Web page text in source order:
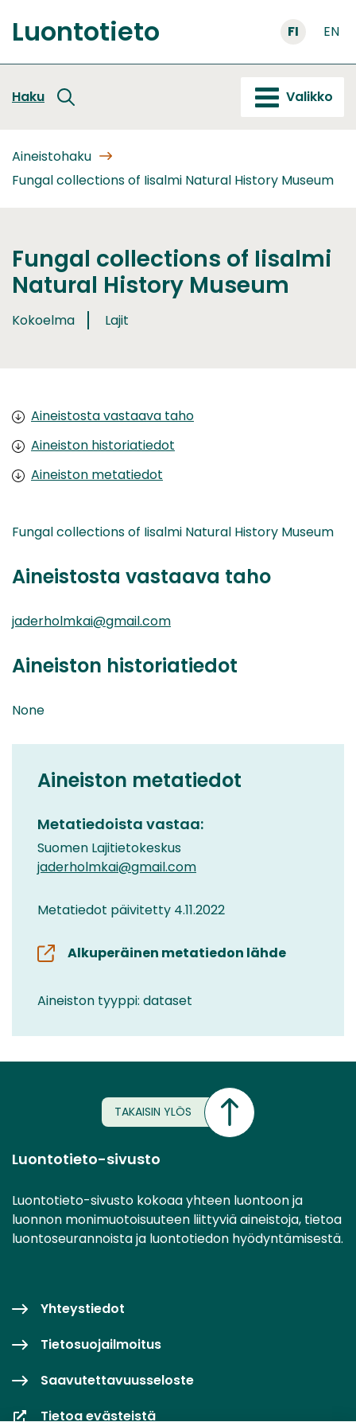
sisältöön
Etusivu
Luontotieto FI EN
Haku Valikko
Aineistohaku
Fungal collections of Iisalmi Natural History Museum
Fungal collections of Iisalmi
Natural History Museum
Kokoelma Lajit
Aineistosta vastaava taho
Aineiston historiatiedot
Aineiston metatiedot
Fungal collections of Iisalmi Natural History Museum
Aineistosta vastaava taho
jaderholmkai@gmail.com
Aineiston historiatiedot
None
Aineiston metatiedot
Metatiedoista vastaa:
Suomen Lajitietokeskus
jaderholmkai@gmail.com
Metatiedot päivitetty 4.11.2022
Alkuperäinen metatiedon lähde
Aineiston tyyppi: dataset
TAKAISIN YLÖS
Luontotieto-sivusto
Luontotieto-sivusto kokoaa yhteen luontoon ja
luonnon monimuotoisuuteen liittyviä aineistoja, tietoa
luontoseurannoista ja luontotiedon hyödyntämisestä.
Yhteystiedot
Tietosuojailmoitus
Saavutettavuusseloste
Tietoa evästeistä